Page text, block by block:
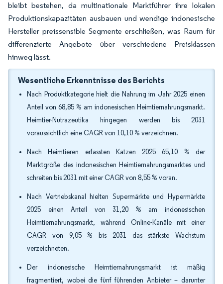
bleibt bestehen, da multinationale Marktführer ihre lokalen
Produktionskapazitäten ausbauen und wendige indonesische
Hersteller preissensible Segmente erschließen, was Raum für
differenzierte Angebote über verschiedene Preisklassen
hinweg lässt.
Wesentliche Erkenntnisse des Berichts
Nach Produktkategorie hielt die Nahrung im Jahr 2025 einen
Anteil von 68,85 % am indonesischen Heimtiernahrungsmarkt.
Heimtier-Nutrazeutika hingegen werden bis 2031
voraussichtlich eine CAGR von 10,10 % verzeichnen.
Nach Heimtieren erfassten Katzen 2025 65,10 % der
Marktgröße des indonesischen Heimtiernahrungsmarktes und
schreiten bis 2031 mit einer CAGR von 8,55 % voran.
Nach Vertriebskanal hielten Supermärkte und Hypermärkte
2025 einen Anteil von 31,20 % am indonesischen
Heimtiernahrungsmarkt, während Online-Kanäle mit einer
CAGR von 9,05 % bis 2031 das stärkste Wachstum
verzeichneten.
Der indonesische Heimtiernahrungsmarkt ist mäßig
fragmentiert, wobei die fünf führenden Anbieter – darunter